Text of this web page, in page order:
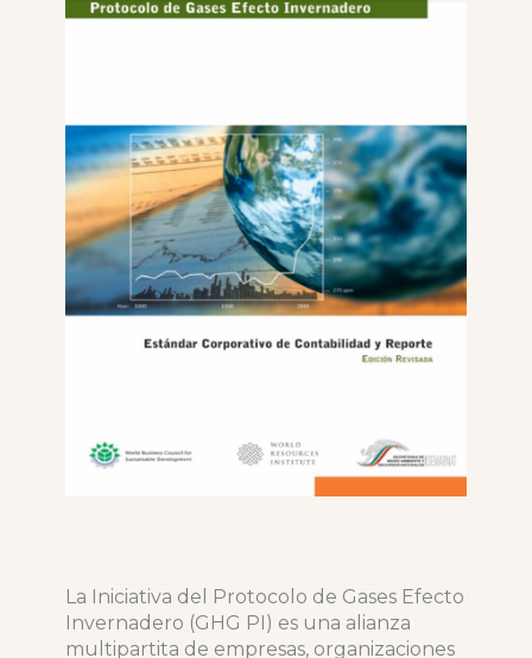
La Iniciativa del Protocolo de Gases Efecto
Invernadero (GHG PI) es una alianza
multipartita de empresas, organizaciones